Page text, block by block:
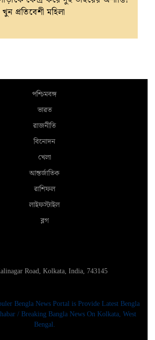
প্রতিবেশী মহিলা
পশ্চিমবঙ্গ
ভারত
রাজনীতি
বিনোদন
খেলা
আন্তর্জাতিক
রাশিফল
লাইফস্টাইল
ব্লগ
Road, Kolkata, India, 743145
Bengla News Portal is Provide Latest Bengla
/ Breaking Bangla News On Kolkata, West
Bengal.